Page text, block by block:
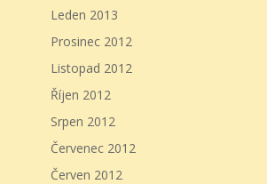
Leden 2013
Prosinec 2012
Listopad 2012
Říjen 2012
Srpen 2012
Červenec 2012
Červen 2012